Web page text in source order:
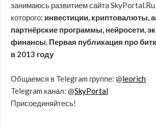
занимаюсь развитием сайта
которого: инвестиции, криптовалюты,
партнёрские программы, нейросети,
финансы. Первая публикация про
в 2013 году
Общаемся в Telegram группе: @leorich
Telegram канал: @SkyPortal
Присоединяйтесь!